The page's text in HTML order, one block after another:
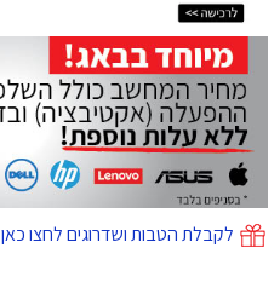
לקבלת הטבות ושדרוגים לחצו כאן